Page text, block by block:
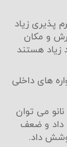
پذیری زیاد
و مکان
هستند
های داخلی
می توان
داد و ضعف
داد.